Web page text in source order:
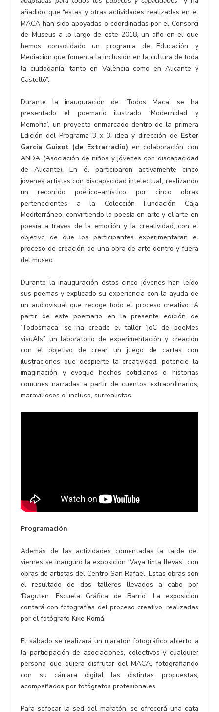
añadido que “estas y otras actividades realizadas en el
MACA han sido apoyadas o coordinadas por el Consorci
de Museus a lo largo de este 2018, un año en el que
hemos consolidado un programa de Educación y
Mediación que fomenta la inclusión en la cultura de toda
la ciudadanía, tanto en València como en Alicante y
Castelló”.
Durante la inauguración de ‘Todos Maca’ se ha
presentado el poemario ilustrado ‘Modernidad y
Memoria’, un proyecto enmarcado dentro de la primera
Edición del Programa 3 x 3, idea y dirección de Ester
García Guixot (de Extrarradio) en colaboración con
ANDA (Asociación de niños y jóvenes con discapacidad
de Alicante). En él participaron activamente cinco
jóvenes artistas con discapacidad intelectual, realizando
un recorrido poético–artístico por cinco obras
pertenecientes a la Colección Fundación Caja
Mediterráneo, convirtiendo la poesía en arte y el arte en
poesía a través de la emoción y la creatividad, con el
objetivo de que los participantes experimentaran el
proceso de creación de una obra de arte dentro y fuera
del museo.
Durante la inauguración estos cinco jóvenes han leído
sus poemas y explicado su experiencia con la ayuda de
un audiovisual que recoge todo el proceso creativo. A
partir de este poemario en la presente edición de
‘Todosmaca’ se ha creado el taller ‘joC de poeMes
visuAls” un laboratorio de experimentación y creación
con el objetivo de crear un juego de cartas con
ilustraciones que despierte la creatividad, potencie la
imaginación y evoque hechos cotidianos o historias
comunes narradas a partir de cuentos extraordinarios,
maravillosos o, incluso, surrealistas.
Programación
Además de las actividades comentadas la tarde del
viernes se inauguró la exposición ‘Vaya tinta llevas’, con
obras de artistas del Centro San Rafael. Estas obras son
el resultado de dos talleres llevados a cabo por
‘Daguten. Escuela Gráfica de Barrio’. La exposición
contará con fotografías del proceso creativo, realizadas
por el fotógrafo Kike Romá.
El sábado se realizará un maratón fotográfico abierto a
la participación de asociaciones, colectivos y cualquier
persona que quiera disfrutar del MACA, fotografiando
con su cámara digital las distintas propuestas,
acompañados por fotógrafos profesionales.
Para sofocar la sed del maratón, se ofrecerá una cata